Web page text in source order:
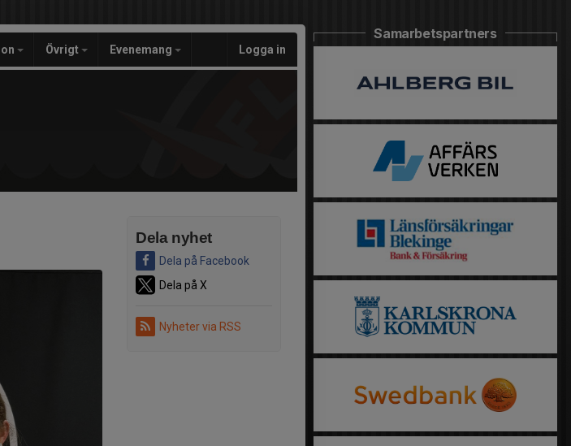
Övrigt Evenemang Logga in
Dela nyhet
Dela på Facebook
Dela på X
Nyheter via RSS
Samarbetspartners